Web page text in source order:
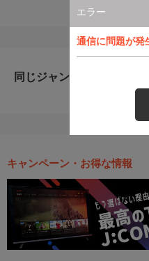
エラー
通信に問題が発
同じジャンルのおすすめ番
キャンペーン・お得な情報